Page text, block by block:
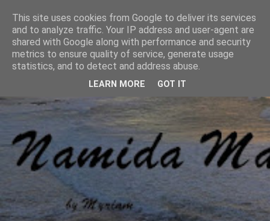
This site uses cookies from Google to deliver its services
and to analyze traffic. Your IP address and user-agent are
shared with Google along with performance and security
metrics to ensure quality of service, generate usage
statistics, and to detect and address abuse.
LEARN MORE GOT IT